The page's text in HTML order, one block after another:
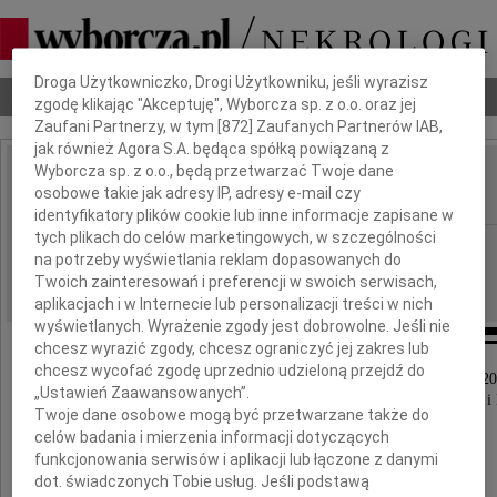
Nekrologi Odeszli Poradnik pogrzebowy
IMIĘ I NAZWISKO: Mirosława Głowniak
REGION: Częstochowa
DATA EMISJI: 12.09.2012
Z wielkim bólem zawiadamiamy, iż dnia 10 września
odeszła od nas w wieku 85 lat nasza ukochana Mama i
Dbamy o Twoją prywatność
Droga Użytkowniczko, Drogi Użytkowniku, jeśli wyrazisz
zgodę klikając "Akceptuję", Wyborcza sp. z o.o. oraz jej
Zaufani Partnerzy, w tym [872 ] Zaufanych Partnerów IAB,
jak również Agora S.A. będąca spółką powiązaną z
Wyborcza sp. z o.o., będą przetwarzać Twoje dane
osobowe takie jak adresy IP, adresy e-mail czy
identyfikatory plików cookie lub inne informacje zapisane w
tych plikach do celów marketingowych, w szczególności
na potrzeby wyświetlania reklam dopasowanych do
Twoich zainteresowań i preferencji w swoich serwisach,
aplikacjach i w Internecie lub personalizacji treści w nich
wyświetlanych. Wyrażenie zgody jest dobrowolne. Jeśli nie
chcesz wyrazić zgody, chcesz ograniczyć jej zakres lub
chcesz wycofać zgodę uprzednio udzieloną przejdź do
„Ustawień Zaawansowanych”.
Twoje dane osobowe mogą być przetwarzane także do
celów badania i mierzenia informacji dotyczących
funkcjonowania serwisów i aplikacji lub łączone z danymi
dot. świadczonych Tobie usług. Jeśli podstawą